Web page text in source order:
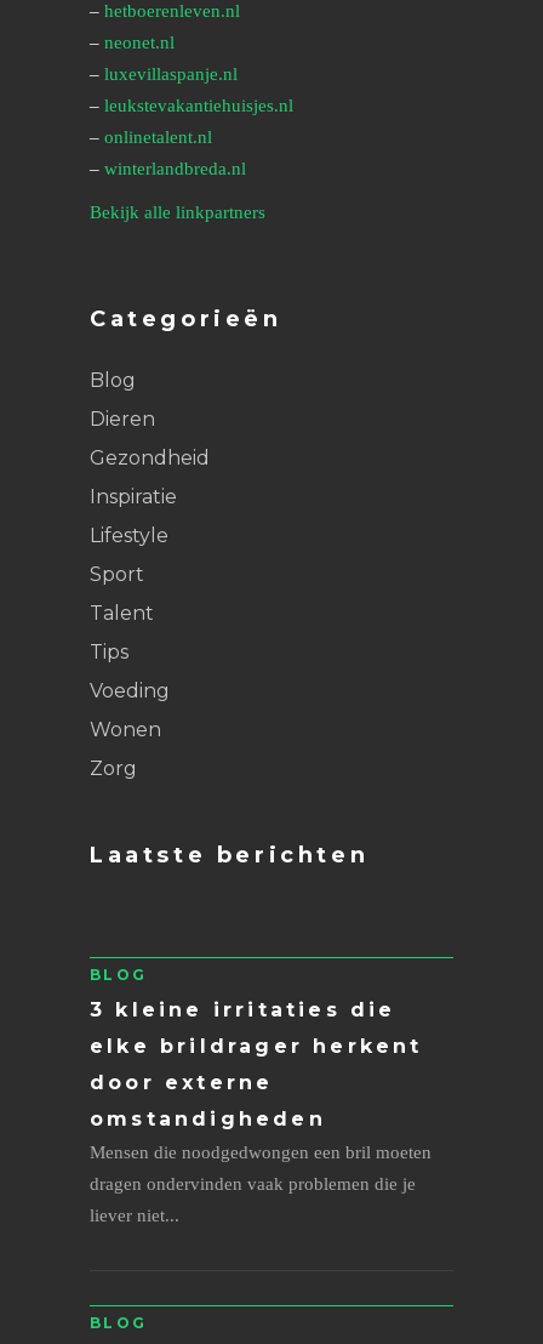
– hetboerenleven.nl
– neonet.nl
– luxevillaspanje.nl
– leukstevakantiehuisjes.nl
– onlinetalent.nl
– winterlandbreda.nl
Bekijk alle linkpartners
Categorieën
Blog
Dieren
Gezondheid
Inspiratie
Lifestyle
Sport
Talent
Tips
Voeding
Wonen
Zorg
Laatste berichten
BLOG
3 kleine irritaties die
elke brildrager herkent
door externe
omstandigheden
Mensen die noodgedwongen een bril moeten
dragen ondervinden vaak problemen die je
liever niet...
BLOG